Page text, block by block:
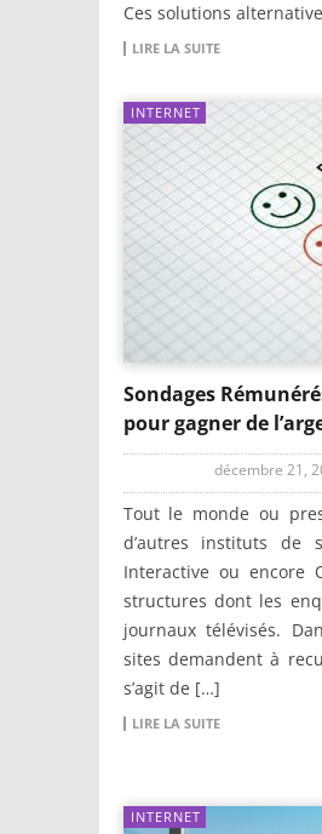
Ces solutions
LIRE LA SUITE
INTERNET
Sondages
pour gagner de
décembre 21,
Tout le monde ou
d’autres instituts de
Interactive ou encore
structures dont les
journaux télévisés.
sites demandent à
s’agit de […]
LIRE LA SUITE
INTERNET